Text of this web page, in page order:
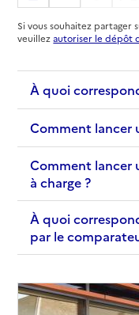
Si vous souhaitez partager
veuillezautoriser le dépôt
À quoi
Comment lancer
Comment lancer
à charge ?
À quoi
par le